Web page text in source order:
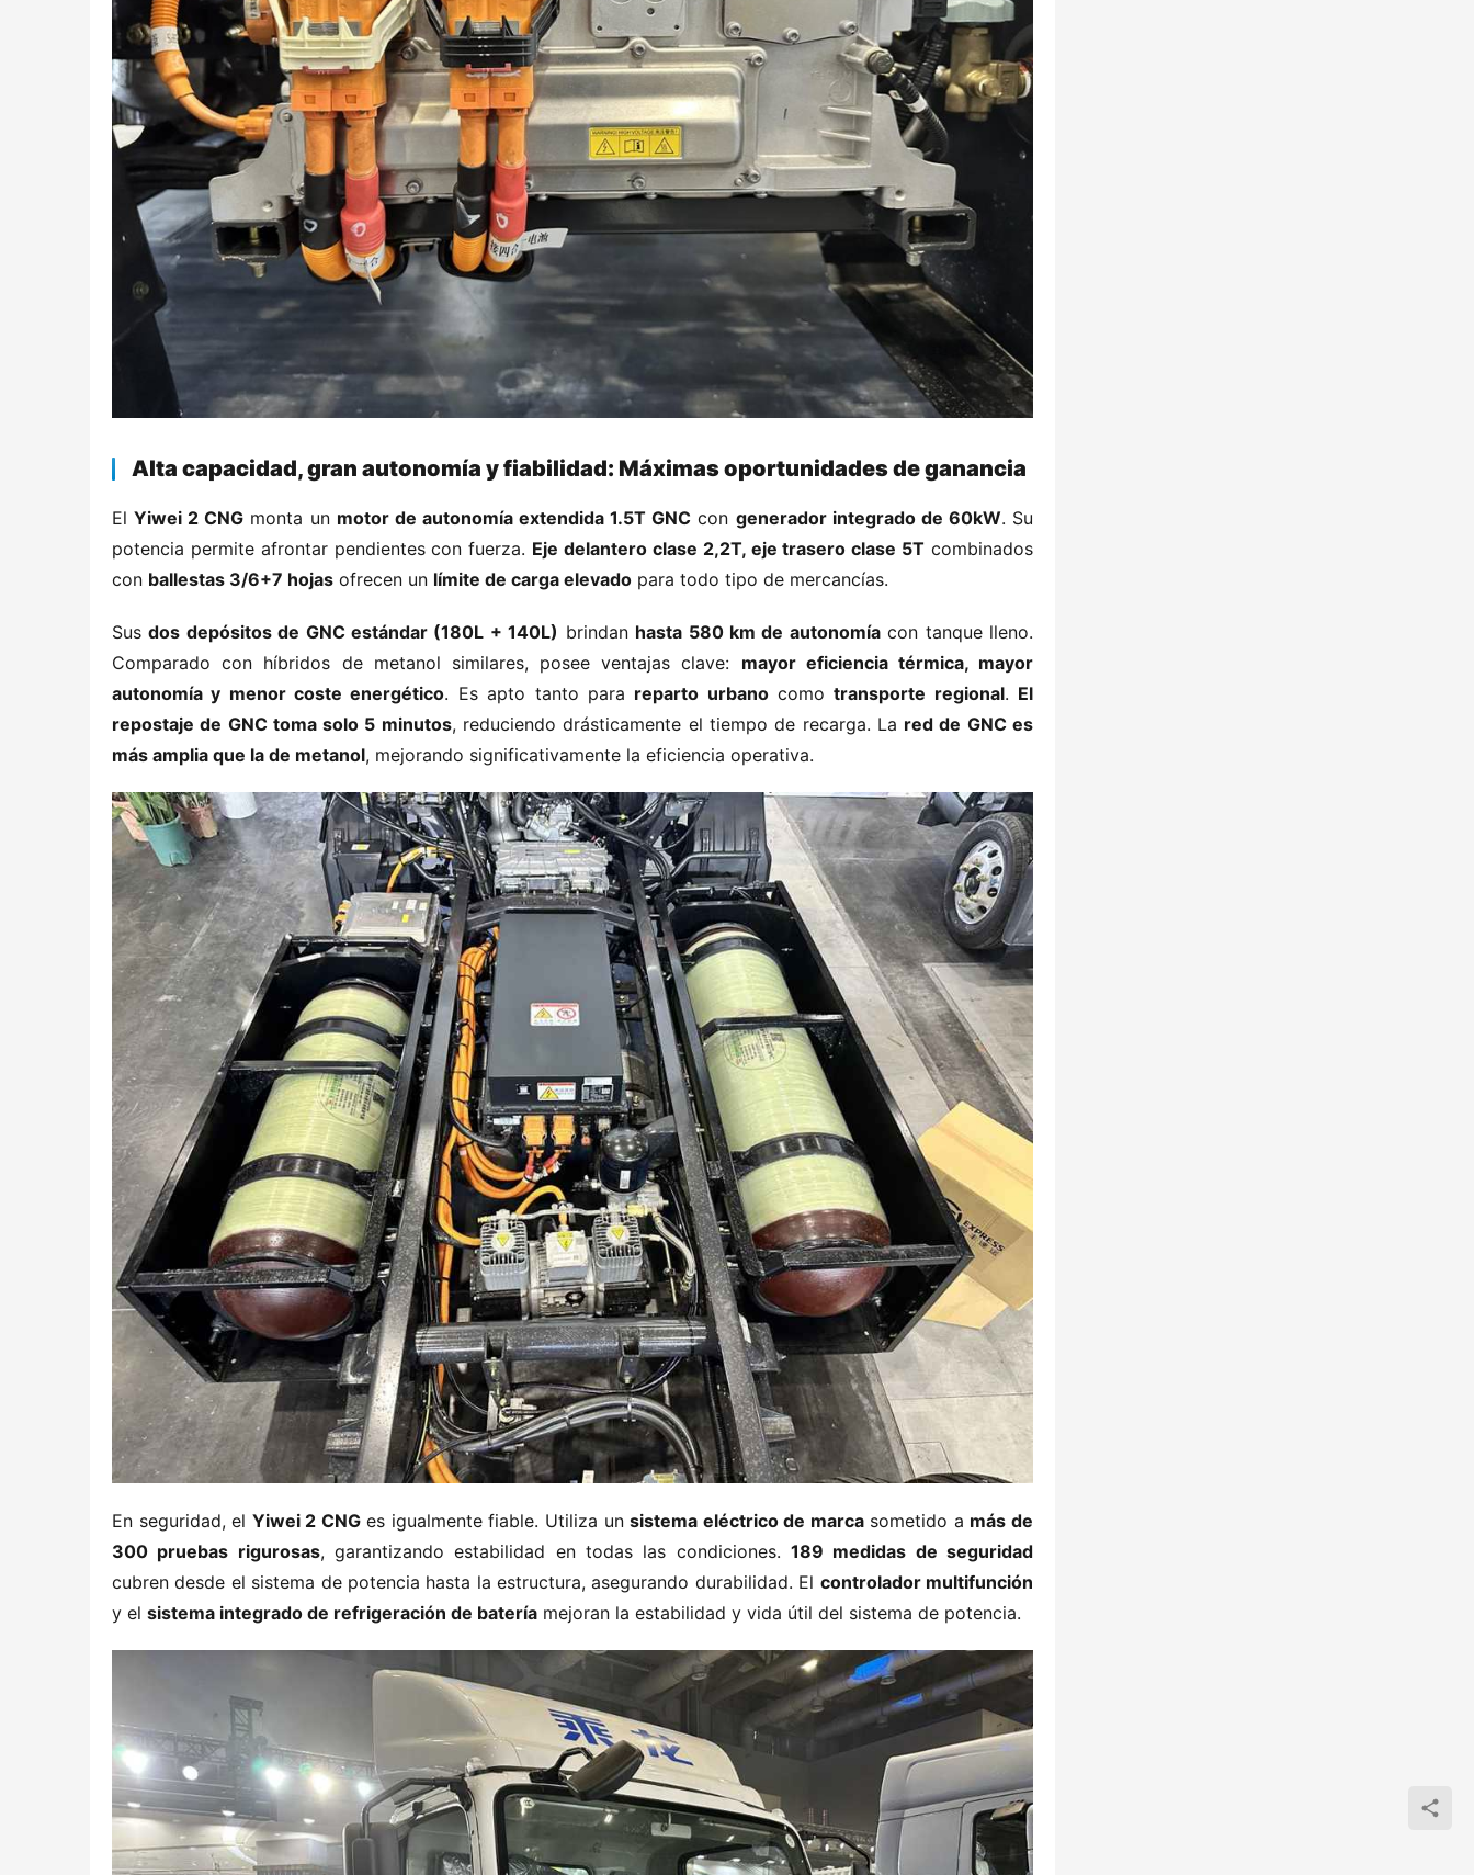
​Alta capacidad, gran autonomía y fiabilidad: Máximas oportunidades de ganancia​
El ​​Yiwei 2 CNG​ ​ monta un ​ ​motor de autonomía extendida 1.5T GNC​ ​ con ​ ​generador integrado de 60kW​​. Su
potencia permite afrontar pendientes con fuerza. ​ ​Eje delantero clase 2,2T, eje trasero clase 5T​ ​ combinados
con ​ ​ballestas 3/6+7 hojas​ ​ ofrecen un ​ ​límite de carga elevado​ ​ para todo tipo de mercancías.
Sus ​​dos depósitos de GNC estándar (180L + 140L)​ ​ brindan ​ ​hasta 580 km de autonomía​​ con tanque lleno.
Comparado con híbridos de metanol similares, posee ventajas clave: ​ ​mayor eficiencia térmica, mayor
autonomía y menor coste energético​​. Es apto tanto para ​ ​reparto urbano​​ como ​​transporte regional​​. ​ ​El
repostaje de GNC toma solo 5 minutos​​, reduciendo drásticamente el tiempo de recarga. La ​ ​red de GNC es
más amplia que la de metanol​​, mejorando significativamente la eficiencia operativa.
En seguridad, el ​ ​Yiwei 2 CNG​​ es igualmente fiable. Utiliza un ​​sistema eléctrico de marca​​ sometido a ​ ​más de
300 pruebas rigurosas​​, garantizando estabilidad en todas las condiciones. ​​189 medidas de seguridad​
cubren desde el sistema de potencia hasta la estructura, asegurando durabilidad. El ​ ​controlador multifunción​
y el ​ ​sistema integrado de refrigeración de batería​ ​ mejoran la estabilidad y vida útil del sistema de potencia.